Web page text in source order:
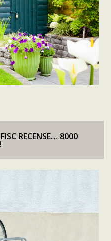
RECENSE… 8000